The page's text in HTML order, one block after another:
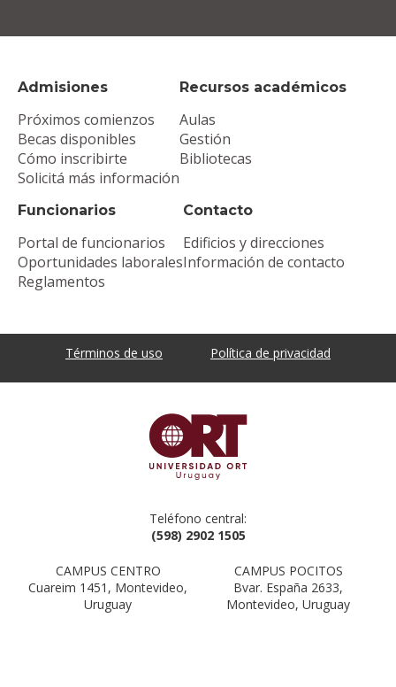
Admisiones
Próximos comienzos
Becas disponibles
Cómo inscribirte
Solicitá más información
Recursos académicos
Aulas
Gestión
Bibliotecas
Funcionarios
Portal de funcionarios
Oportunidades laborales
Reglamentos
Contacto
Edificios y direcciones
Información de contacto
Términos de uso Política de privacidad
Teléfono central:
(598) 2902 1505
CAMPUS CENTRO
Cuareim 1451, Montevideo,
Uruguay
CAMPUS POCITOS
Bvar. España 2633,
Montevideo, Uruguay